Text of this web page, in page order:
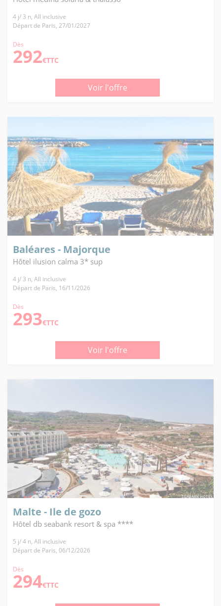
4 j/ 3 n, All inclusive
Départ de Paris, 27/01/2027
Dès
292€TTC
Voir l'offre
Baléares - Majorque
Hôtel ilusion calma 3* sup
4 j/ 3 n, All inclusive
Départ de Paris, 16/11/2026
Dès
293€TTC
Voir l'offre
Malte - Ile de gozo
Hôtel db seabank resort & spa ****
5 j/ 4 n, All inclusive
Départ de Paris, 06/12/2026
Dès
294€TTC